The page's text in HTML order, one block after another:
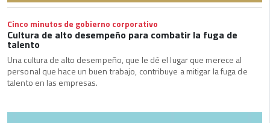
Cinco minutos de gobierno corporativo
Cultura de alto desempeño para combatir la fuga de
talento
Una cultura de alto desempeño, que le dé el lugar que merece al
personal que hace un buen trabajo, contribuye a mitigar la fuga de
talento en las empresas.